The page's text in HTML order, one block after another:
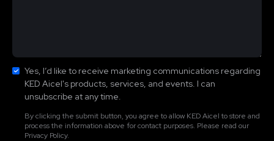
Yes, I’d like to receive marketing communications regarding
KED Aicel's products, services, and events. I can
unsubscribe at any time.
By clicking the submit button, you agree to allow KED Aicel to store and
process the information above for contact purposes. Please read our
Privacy Policy.